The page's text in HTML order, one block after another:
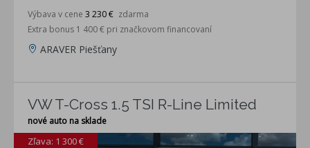
Výbava v cene 3 230 € zdarma
Extra bonus 1 400 € pri značkovom financovaní
ARAVER Piešťany
VW T-Cross 1.5 TSI R-Line Limited
nové auto na sklade
Zľava: 1 300 €